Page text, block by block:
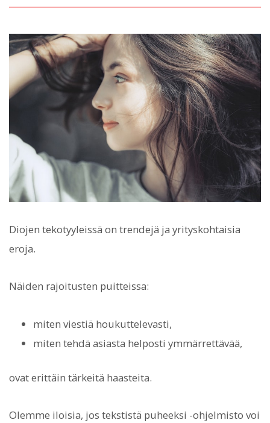
Diojen tekotyyleissä on trendejä ja yrityskohtaisia
eroja.
Näiden rajoitusten puitteissa:
miten viestiä houkuttelevasti,
miten tehdä asiasta helposti ymmärrettävää,
ovat erittäin tärkeitä haasteita.
Olemme iloisia, jos tekstistä puheeksi -ohjelmisto voi